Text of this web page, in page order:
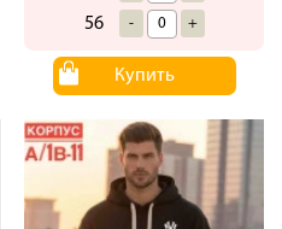
56 - +
Купить